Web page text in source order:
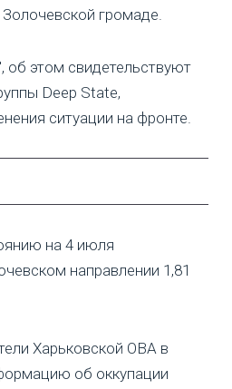
громаде.
об этом свидетельствуют
Deep State,
ситуации на фронте.
на 4 июля
направлении 1,81
Харьковской ОВА в
об оккупации